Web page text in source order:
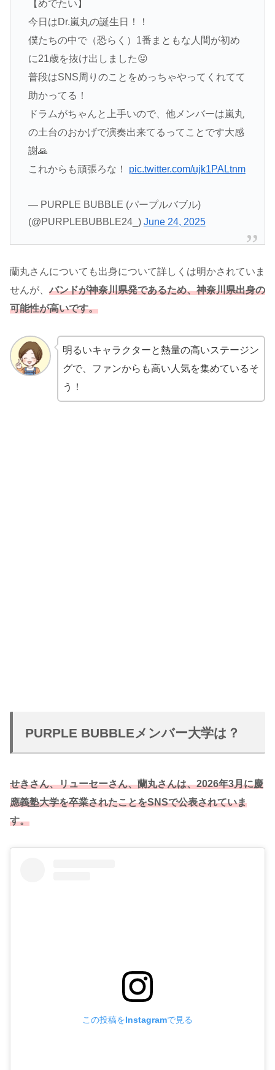
【めでたい】
今日はDr.嵐丸の誕生日！！
僕たちの中で（恐らく）1番まともな人間が初め
に21歳を抜け出しました😛
普段はSNS周りのことをめっちゃやってくれてて
助かってる！
ドラムがちゃんと上手いので、他メンバーは嵐丸
の土台のおかげで演奏出来てるってことです大感
謝🙏
これからも頑張ろな！ pic.twitter.com/ujk1PALtnm
— PURPLE BUBBLE (パープルバブル)
(@PURPLEBUBBLE24_) June 24, 2025
蘭丸さんについても出身について詳しくは明かされていま
せんが、 バンドが神奈川県発であるため、神奈川県出身の
可能性が高いです。
明るいキャラクターと熱量の高いステージン
グで、ファンからも高い人気を集めているそ
う！
PURPLE BUBBLEメンバー大学は？
せきさん、リューセーさん、蘭丸さんは、2026年3月に慶
應義塾大学を卒業されたことをSNSで公表されていま
す。
この投稿をInstagramで見る